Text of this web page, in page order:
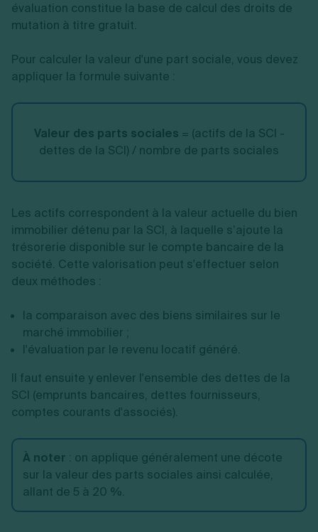
évaluation constitue la base de calcul des droits de
mutation à titre gratuit.
Pour calculer la valeur d'une part sociale, vous devez
appliquer la formule suivante :
Valeur des parts sociales = (actifs de la SCI -
dettes de la SCI) / nombre de parts sociales
Les actifs correspondent à la valeur actuelle du bien
immobilier détenu par la SCI, à laquelle s’ajoute la
trésorerie disponible sur le compte bancaire de la
société. Cette valorisation peut s'effectuer selon
deux méthodes :
la comparaison avec des biens similaires sur le
marché immobilier ;
l'évaluation par le revenu locatif généré.
Il faut ensuite y enlever l'ensemble des dettes de la
SCI (emprunts bancaires, dettes fournisseurs,
comptes courants d'associés).
À noter : on applique généralement une décote
sur la valeur des parts sociales ainsi calculée,
allant de 5 à 20 %.